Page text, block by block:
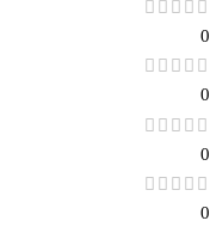
0
0
0
0